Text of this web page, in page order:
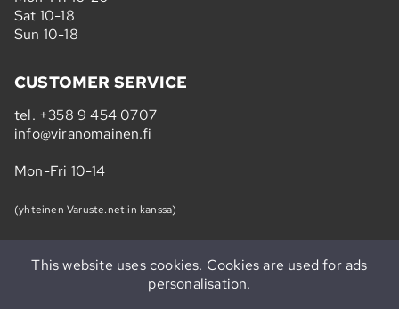
Sat 10-18
Sun 10-18
CUSTOMER SERVICE
tel. +358 9 454 0707
info@viranomainen.fi
Mon-Fri 10-14
(yhteinen Varuste.net:in kanssa)
This website uses cookies. Cookies are used for ads
personalisation.